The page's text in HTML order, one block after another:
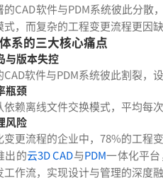
的CAD软件与PDM系统彼此分
，而复杂的工程变更流程更因
系的三大核心痛点
与版本失控
软件与PDM系统彼此割裂，
瓶颈
依赖离线文件交换模式，平均每
风险
更流程的企业中，78%的工程
出的云3D CAD与PDM一体化平
工作流，实现设计与管理的深度